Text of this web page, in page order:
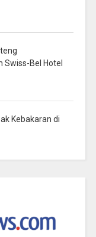
Swiss-Bel Hotel
Kebakaran di